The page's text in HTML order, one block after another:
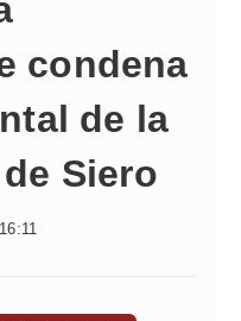
condena
de la
Siero